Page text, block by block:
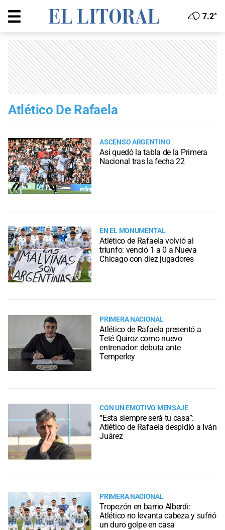
7.2°
Atlético De Rafaela
ASCENSO ARGENTINO
Así quedó la tabla de la Primera
Nacional tras la fecha 22
EN EL MONUMENTAL
Atlético de Rafaela volvió al
triunfo: venció 1 a 0 a Nueva
Chicago con diez jugadores
PRIMERA NACIONAL
Atlético de Rafaela presentó a
Teté Quiroz como nuevo
entrenador: debuta ante
Temperley
CON UN EMOTIVO MENSAJE
“Esta siempre será tu casa”:
Atlético de Rafaela despidió a Iván
Juárez
PRIMERA NACIONAL
Tropezón en barrio Alberdi:
Atlético no levanta cabeza y sufrió
un duro golpe en casa